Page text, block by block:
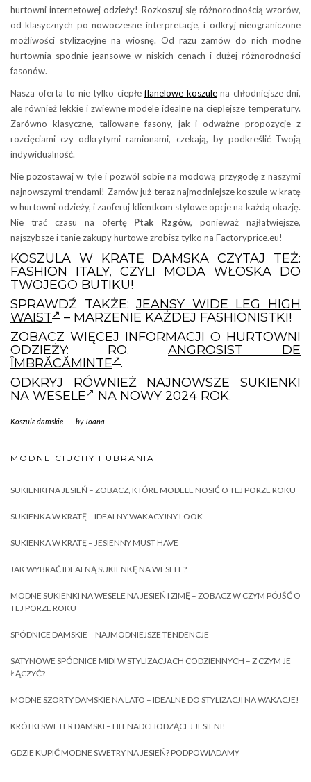
hurtowni internetowej odzieży! Rozkoszuj się różnorodnością wzorów,
od klasycznych po nowoczesne interpretacje, i odkryj nieograniczone
możliwości stylizacyjne na wiosnę. Od razu zamów do nich modne
hurtownia spodnie jeansowe w niskich cenach i dużej różnorodności
fasonów.
Nasza oferta to nie tylko ciepłeflanelowe koszulena chłodniejsze dni,
ale również lekkie i zwiewne modele idealne na cieplejsze temperatury.
Zarówno klasyczne, taliowane fasony, jak i odważne propozycje z
rozcięciami czy odkrytymi ramionami, czekają, by podkreślić Twoją
indywidualność.
Nie pozostawaj w tyle i pozwól sobie na modową przygodę z naszymi
najnowszymi trendami! Zamów już teraz najmodniejsze koszule w kratę
w hurtowni odzieży, i zaoferuj klientkom stylowe opcje na każdą okazję.
Nie trać czasu na ofertę Ptak Rzgów, ponieważ najłatwiejsze,
najszybsze i tanie zakupy hurtowe zrobisz tylko na Factoryprice.eu!
KOSZULA W KRATĘ DAMSKA CZYTAJ TEŻ:
FASHION ITALY, CZYLI MODA WŁOSKA DO
TWOJEGO BUTIKU!
SPRAWDŹ TAKŻE:JEANSY WIDE LEG HIGH
WAIST
– MARZENIE KAŻDEJ FASHIONISTKI!
ZOBACZ WIĘCEJ INFORMACJI O HURTOWNI
ODZIEŻY: RO. ANGROSIST DE
ÎMBRĂCĂMINTE .
ODKRYJ RÓWNIEŻ NAJNOWSZE SUKIENKI
NA WESELE
NA NOWY 2024 ROK.
Koszule damskie - by Joana
MODNE CIUCHY I UBRANIA
SUKIENKI NA JESIEŃ – ZOBACZ, KTÓRE MODELE NOSIĆ O TEJ PORZE ROKU
SUKIENKA W KRATĘ – IDEALNY WAKACYJNY LOOK
SUKIENKA W KRATĘ – JESIENNY MUST HAVE
JAK WYBRAĆ IDEALNĄ SUKIENKĘ NA WESELE?
MODNE SUKIENKI NA WESELE NA JESIEŃ I ZIMĘ – ZOBACZ W CZYM PÓJŚĆ O
TEJ PORZE ROKU
SPÓDNICE DAMSKIE – NAJMODNIEJSZE TENDENCJE
SATYNOWE SPÓDNICE MIDI W STYLIZACJACH CODZIENNYCH – Z CZYM JE
ŁĄCZYĆ?
MODNE SZORTY DAMSKIE NA LATO – IDEALNE DO STYLIZACJI NA WAKACJE!
KRÓTKI SWETER DAMSKI – HIT NADCHODZĄCEJ JESIENI!
GDZIE KUPIĆ MODNE SWETRY NA JESIEŃ? PODPOWIADAMY